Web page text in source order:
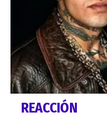
REACCIÓN